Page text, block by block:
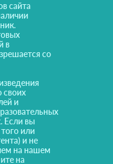
сайта
в
со
своих
и
Если вы
или
и не
на нашем
на